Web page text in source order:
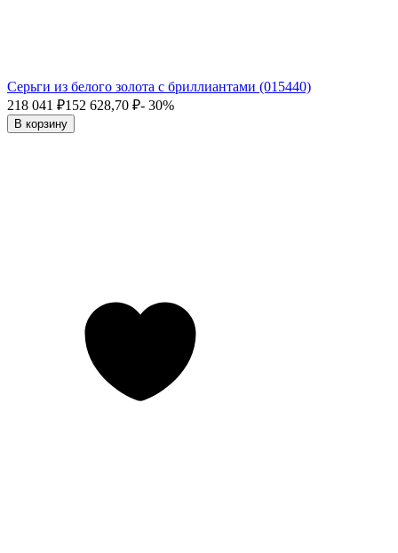
Серьги из белого золота с бриллиантами (015440)
218 041 ₽152 628,70 ₽- 30%
В корзину